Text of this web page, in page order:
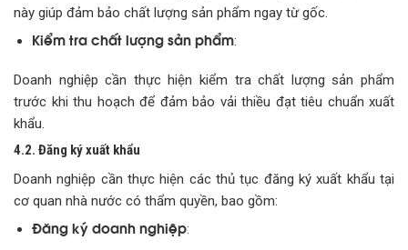
này giúp đảm bảo chất lượng sản phẩm ngay từ gốc.
Kiểm tra chất lượng sản phẩm:
Doanh nghiệp cần thực hiện kiểm tra chất lượng sản phẩm
trước khi thu hoạch để đảm bảo vải thiều đạt tiêu chuẩn xuất
khẩu.
4.2. Đăng ký xuất khẩu
Doanh nghiệp cần thực hiện các thủ tục đăng ký xuất khẩu tại
cơ quan nhà nước có thẩm quyền, bao gồm:
Đăng ký doanh nghiệp: